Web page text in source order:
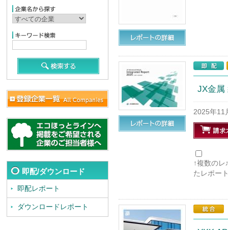
即配/ダウンロード
即配レポート
ダウンロードレポート
JX金属
2025年11
↑複数の
たレポー